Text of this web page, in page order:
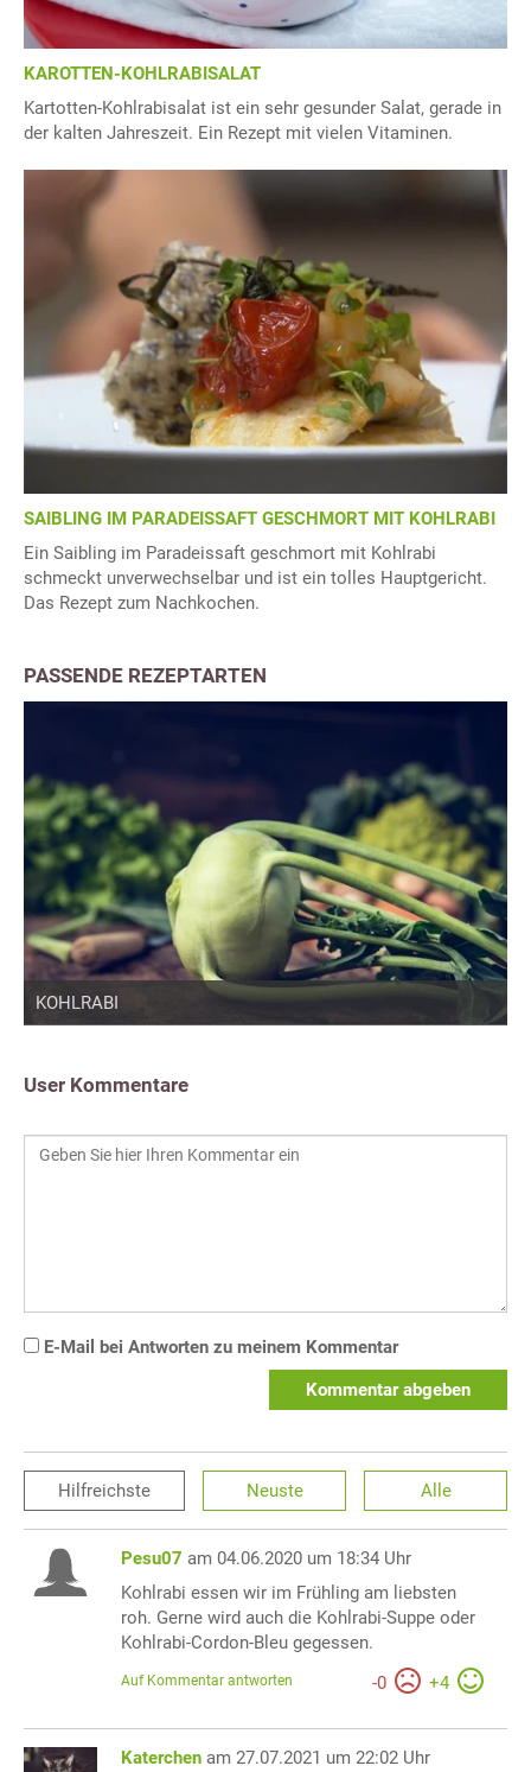
KAROTTEN-KOHLRABISALAT
Kartotten-Kohlrabisalat ist ein sehr gesunder Salat, gerade in
der kalten Jahreszeit. Ein Rezept mit vielen Vitaminen.
SAIBLING IM PARADEISSAFT GESCHMORT MIT KOHLRABI
Ein Saibling im Paradeissaft geschmort mit Kohlrabi
schmeckt unverwechselbar und ist ein tolles Hauptgericht.
Das Rezept zum Nachkochen.
PASSENDE REZEPTARTEN
KOHLRABI
User Kommentare
E-Mail bei Antworten zu meinem Kommentar
Kommentar abgeben
Hilfreichste Neuste Alle
Pesu07 am 04.06.2020 um 18:34 Uhr
Kohlrabi essen wir im Frühling am liebsten
roh. Gerne wird auch die Kohlrabi-Suppe oder
Kohlrabi-Cordon-Bleu gegessen.
-0 +4
Auf Kommentar antworten
Katerchen am 27.07.2021 um 22:02 Uhr